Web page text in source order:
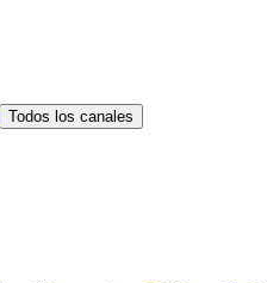
Todos los canales